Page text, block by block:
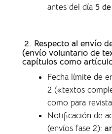
antes del día 5
2. Respecto al envío
(envío voluntario de
capítulos como
Fecha límite de
2 («textos
como para
Notificación de
(envíos fase 2):